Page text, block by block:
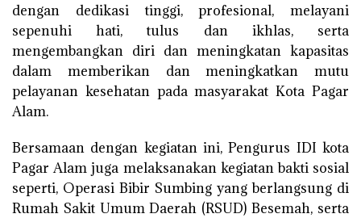
dengan dedikasi tinggi, profesional, melayani
sepenuhi hati, tulus dan ikhlas, serta
mengembangkan diri dan meningkatan kapasitas
dalam memberikan dan meningkatkan mutu
pelayanan kesehatan pada masyarakat Kota Pagar
Alam.
Bersamaan dengan kegiatan ini, Pengurus IDI kota
Pagar Alam juga melaksanakan kegiatan bakti sosial
seperti, Operasi Bibir Sumbing yang berlangsung di
Rumah Sakit Umum Daerah (RSUD) Besemah, serta